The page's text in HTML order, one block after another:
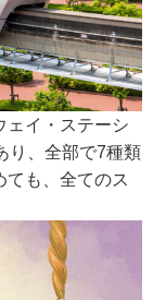
ェイ・ステーシ
り、全部で7種類
ても、全てのス